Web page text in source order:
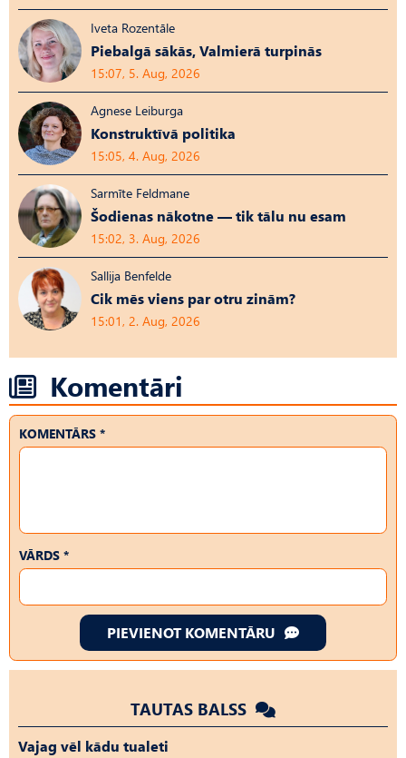
Iveta Rozentāle
Piebalgā sākās, Valmierā turpinās
15:07, 5. Aug, 2026
Agnese Leiburga
Konstruktīvā politika
15:05, 4. Aug, 2026
Sarmīte Feldmane
Šodienas nākotne — tik tālu nu esam
15:02, 3. Aug, 2026
Sallija Benfelde
Cik mēs viens par otru zinām?
15:01, 2. Aug, 2026
Komentāri
KOMENTĀRS *
VĀRDS *
PIEVIENOT KOMENTĀRU
TAUTAS BALSS
Vajag vēl kādu tualeti